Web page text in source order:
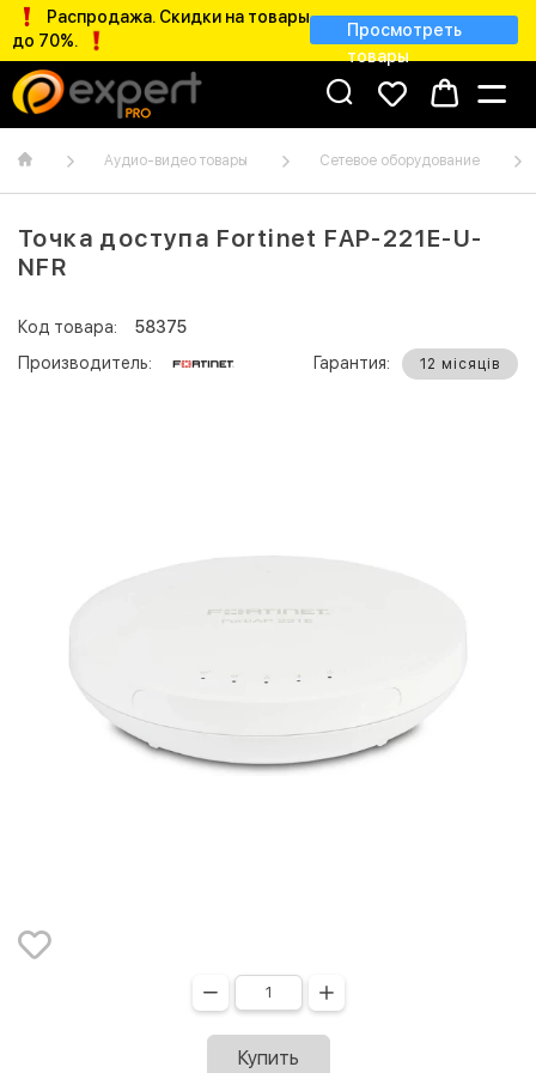
Распродажа. Скидки на товары
до 70%.
Просмотреть
товары
Аудио-видео товары Сетевое оборудование
Точка доступа Fortinet FAP-221E-U-
NFR
Код товара:
58375
Производитель:
Гарантия: 12 місяців
Купить